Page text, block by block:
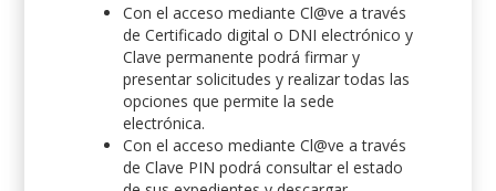
Con el acceso mediante Cl@ve a través
de Certificado digital o DNI electrónico y
Clave permanente podrá firmar y
presentar solicitudes y realizar todas las
opciones que permite la sede
electrónica.
Con el acceso mediante Cl@ve a través
de Clave PIN podrá consultar el estado